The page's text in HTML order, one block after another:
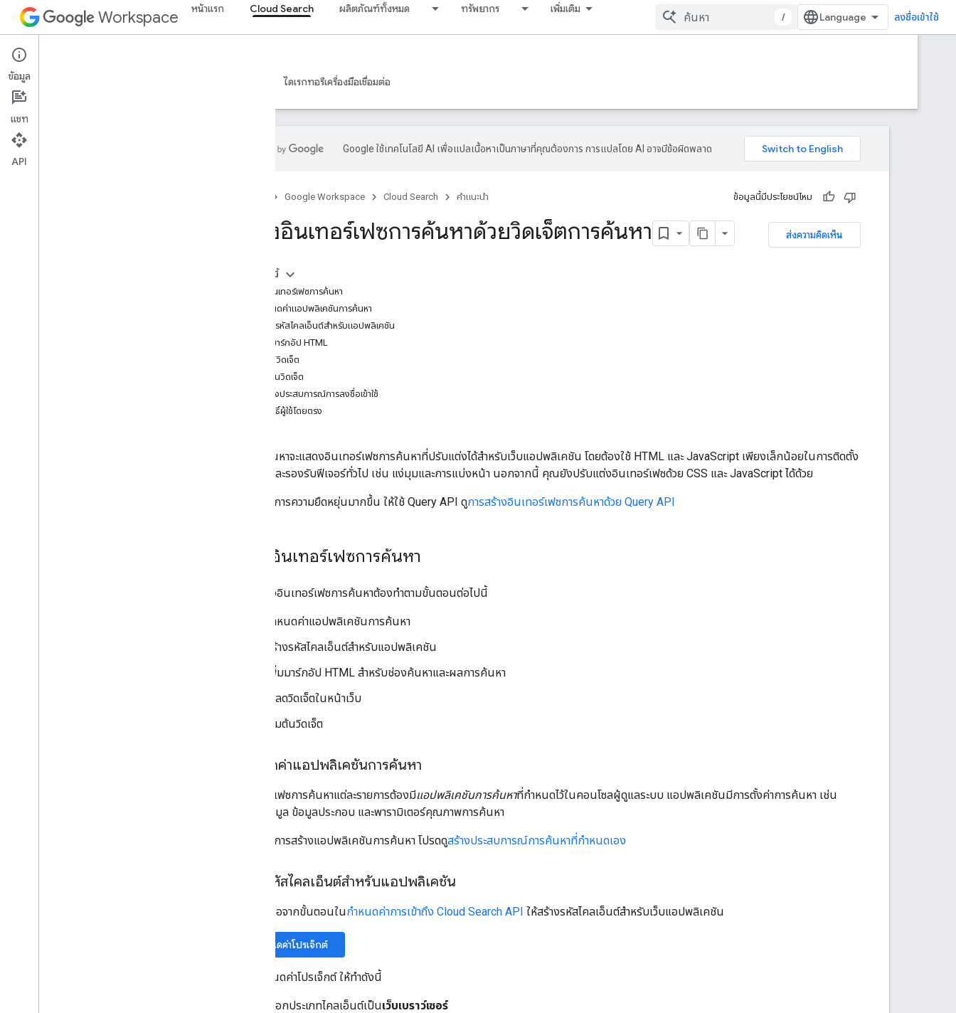
Workspace หน้าแรก Cloud Search ผลิตภัณฑ์ทั้งหมด ทรัพยากร เพิ่มเติม
/ ลงชื่อเข้าใช้
Cloud Search
ภาพรวม ไดเรกทอรีเครื่องมือเชื่อมต่อ
Google ใช้เทคโนโลยี AI เพื่อแปลเนื้อหาเป็นภาษาที่คุณต้องการ การแปลโดย AI อาจมีข้อผิดพลาด
Google Workspace Cloud Search คำแนะนำ ข้อมูลนี้มีประโยชน์ไหม
ส่งความคิดเห็น
สร้างอินเทอร์เฟซการค้นหาด้วยวิดเจ็ตการค้นหา
ในหน้านี้
สร้างอินเทอร์เฟซการค้นหา
กำหนดค่าแอปพลิเคชันการค้นหา
สร้างรหัสไคลเอ็นต์สำหรับแอปพลิเคชัน
เพิ่มมาร์กอัป HTML
โหลดวิดเจ็ต
เริ่มต้นวิดเจ็ต
ปรับแต่งประสบการณ์การลงชื่อเข้าใช้
ให้สิทธิ์ผู้ใช้โดยตรง
วิดเจ็ตค้นหาจะแสดงอินเทอร์เฟซการค้นหาที่ปรับแต่งได้สำหรับเว็บแอปพลิเคชัน โดยต้องใช้ HTML และ JavaScript เพียงเล็กน้อยในการติดตั้ง
ใช้งาน และรองรับฟีเจอร์ทั่วไป เช่น แง่มุมและการแบ่งหน้า นอกจากนี้ คุณยังปรับแต่งอินเทอร์เฟซด้วย CSS และ JavaScript ได้ด้วย
หากต้องการความยืดหยุ่นมากขึ้น ให้ใช้ Query API ดูการสร้างอินเทอร์เฟซการค้นหาด้วย Query API
สร้างอินเทอร์เฟซการค้นหา
การสร้างอินเทอร์เฟซการค้นหาต้องทำตามขั้นตอนต่อไปนี้
กำหนดค่าแอปพลิเคชันการค้นหา
สร้างรหัสไคลเอ็นต์สำหรับแอปพลิเคชัน
เพิ่มมาร์กอัป HTML สำหรับช่องค้นหาและผลการค้นหา
โหลดวิดเจ็ตในหน้าเว็บ
เริ่มต้นวิดเจ็ต
กำหนดค่าแอปพลิเคชันการค้นหา
อินเทอร์เฟซการค้นหาแต่ละรายการต้องมีแอปพลิเคชันการค้นหาที่กำหนดไว้ในคอนโซลผู้ดูแลระบบ แอปพลิเคชันมีการตั้งค่าการค้นหา เช่น
แหล่งข้อมูล ข้อมูลประกอบ และพารามิเตอร์คุณภาพการค้นหา
หากต้องการสร้างแอปพลิเคชันการค้นหา โปรดดูสร้างประสบการณ์การค้นหาที่กำหนดเอง
สร้างรหัสไคลเอ็นต์สำหรับแอปพลิเคชัน
นอกเหนือจากขั้นตอนในกำหนดค่าการเข้าถึง Cloud Search API ให้สร้างรหัสไคลเอ็นต์สำหรับเว็บแอปพลิเคชัน
กำหนดค่าโปรเจ็กต์
เมื่อกำหนดค่าโปรเจ็กต์ ให้ทำดังนี้
เลือกประเภทไคลเอ็นต์เป็นเว็บเบราว์เซอร์
ข้อมูล
แชท
API